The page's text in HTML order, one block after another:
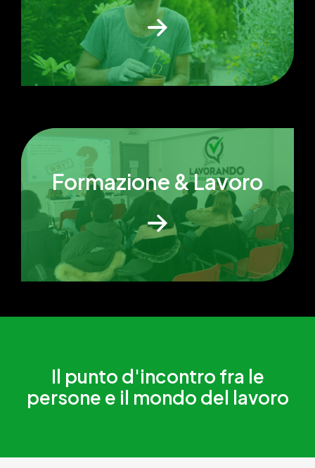
Formazione & Lavoro
Il punto d'incontro fra le
persone e il mondo del lavoro